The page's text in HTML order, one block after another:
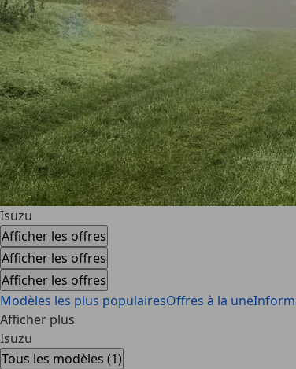
Isuzu
Afficher les offres
Afficher les offres
Afficher les offres
Modèles les plus populairesOffres à la une
Afficher plus
Isuzu
Tous les modèles (1)